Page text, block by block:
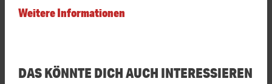
Weitere Informationen
DAS KÖNNTE DICH AUCH INTERESSIEREN